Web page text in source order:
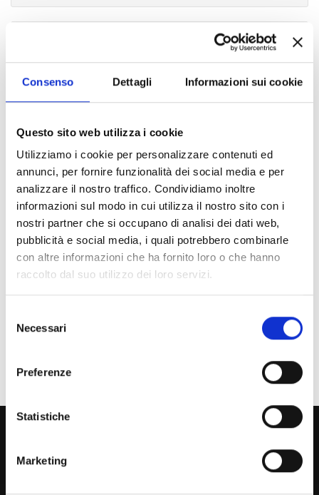
Consenso Dettagli Informazioni sui cookie
Questo sito web utilizza i cookie
Utilizziamo i cookie per personalizzare contenuti ed
annunci, per fornire funzionalità dei social media e per
analizzare il nostro traffico. Condividiamo inoltre
informazioni sul modo in cui utilizza il nostro sito con i
nostri partner che si occupano di analisi dei dati web,
pubblicità e social media, i quali potrebbero combinarle
con altre informazioni che ha fornito loro o che hanno
raccolto dal suo utilizzo dei loro servizi.
delNecessari
Preferenze
Statistiche
Marketing
Pubblicato in data: 24/06/2025
Ordinanza ministeriale n. 428 del
Indice di pagina
Chi sei? Naviga il sito per profilo
Studente Iscritto
Studente Internazionale
Personale
Lun. - Ven. dalle 09:00 alle 18:00 e Sab. dalle 9:00 alle 13:00